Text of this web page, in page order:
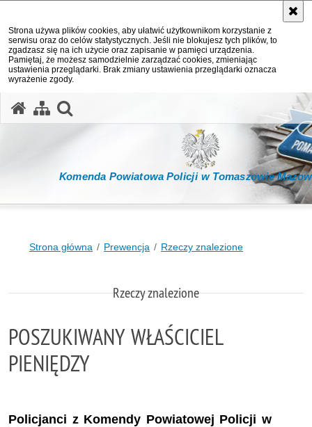
Strona używa plików cookies, aby ułatwić użytkownikom korzystanie z
serwisu oraz do celów statystycznych. Jeśli nie blokujesz tych plików, to
zgadzasz się na ich użycie oraz zapisanie w pamięci urządzenia.
Pamiętaj, że możesz samodzielnie zarządzać cookies, zmieniając
ustawienia przeglądarki. Brak zmiany ustawienia przeglądarki oznacza
wyrażenie zgody.
Komenda Powiatowa Policji w Tomaszowie
Strona główna Prewencja Rzeczy znalezione
Rzeczy znalezione
POSZUKIWANY WŁAŚCICIEL
PIENIĘDZY
Policjanci z Komendy Powiatowej Policji w